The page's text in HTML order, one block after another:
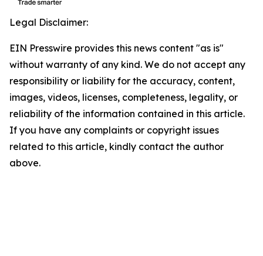
Legal Disclaimer:
EIN Presswire provides this news content "as is"
without warranty of any kind. We do not accept any
responsibility or liability for the accuracy, content,
images, videos, licenses, completeness, legality, or
reliability of the information contained in this article.
If you have any complaints or copyright issues
related to this article, kindly contact the author
above.